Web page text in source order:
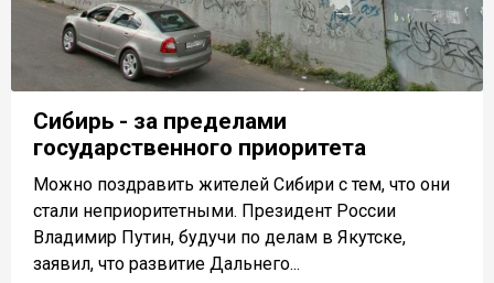
Сибирь - за пределами
государственного приоритета
Можно поздравить жителей Сибири с тем, что они
стали неприоритетными. Президент России
Владимир Путин, будучи по делам в Якутске,
заявил, что развитие Дальнего...